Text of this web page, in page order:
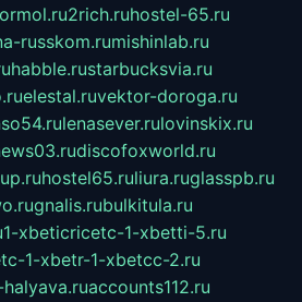
2rich.ruhostel-65.ru
russkom.rumishinlab.ru
habble.rustarbucksvia.ru
elestal.ruvektor-doroga.ru
lenasever.rulovinskix.ru
discofoxworld.ru
hostel65.ruliura.ruglasspb.ru
gnalis.rubulkitula.ru
1-xbeticricetc-1-xbetti-5.ru
1-xbetr-1-xbetcc-2.ru
accounts112.ru